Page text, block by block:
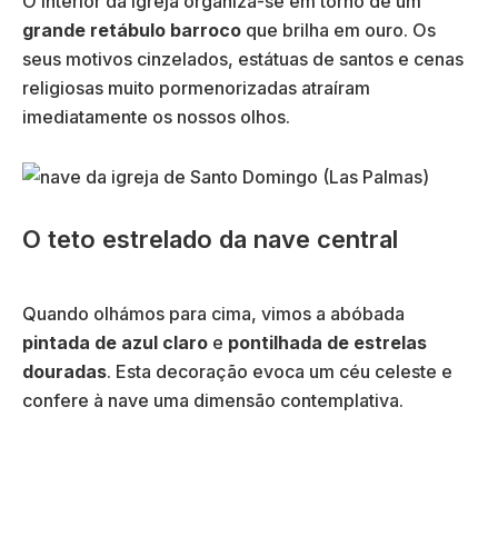
grande retábulo barroco que brilha em ouro. Os
seus motivos cinzelados, estátuas de santos e cenas
religiosas muito pormenorizadas atraíram
imediatamente os nossos olhos.
O teto estrelado da nave central
Quando olhámos para cima, vimos a abóbada
pintada de azul claro e pontilhada de estrelas
douradas. Esta decoração evoca um céu celeste e
confere à nave uma dimensão contemplativa.